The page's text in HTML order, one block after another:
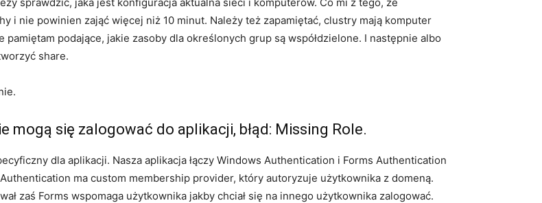
i nie powinien zająć więcej niż 10 minut. Należy też zapamiętać, clustry mają komputer
podające, jakie zasoby dla określonych grup są współdzielone. I następnie albo
share.
mogą się zalogować do aplikacji, błąd: Missing Role.
dla aplikacji. Nasza aplikacja łączy Windows Authentication i Forms Authentication
ma custom membership provider, który autoryzuje użytkownika z domeną.
zaś Forms wspomaga użytkownika jakby chciał się na innego użytkownika zalogować.